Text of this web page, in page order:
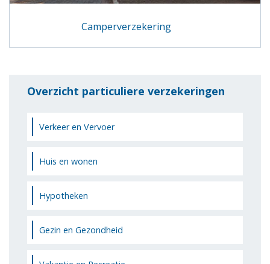
Camperverzekering
Overzicht particuliere verzekeringen
Verkeer en Vervoer
Huis en wonen
Hypotheken
Gezin en Gezondheid